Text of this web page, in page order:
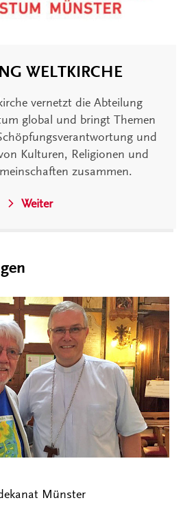
WELTKIRCHE
vernetzt die Abteilung
global und bringt Themen
und
Kulturen, Religionen und
zusammen.
Weiter
Münster